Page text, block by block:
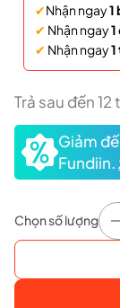
✔Nhận ngay1
✔ Nhận ngay
✔ Nhận ngay
Trả sau đến
Giảm
Fundiin.
Chọn số lượng